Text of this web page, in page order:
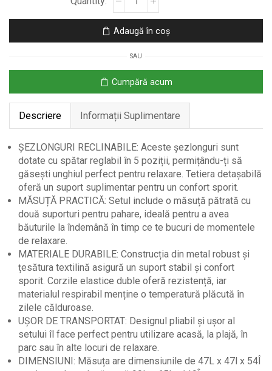
2
Șezlonguri
Gravitație
Zero
și
Măsuță,
Bej
Adaugă în coș
SAU
Cumpără acum
Descriere Informații Suplimentare
ȘEZLONGURI RECLINABILE: Aceste șezlonguri sunt
dotate cu spătar reglabil în 5 poziții, permițându-ți să
găsești unghiul perfect pentru relaxare. Tetiera detașabilă
oferă un suport suplimentar pentru un confort sporit.
MĂSUȚĂ PRACTICĂ: Setul include o măsuță pătrată cu
două suporturi pentru pahare, ideală pentru a avea
băuturile la îndemână în timp ce te bucuri de momentele
de relaxare.
MATERIALE DURABILE: Construcția din metal robust și
țesătura textilină asigură un suport stabil și confort
sporit. Corzile elastice duble oferă rezistență, iar
materialul respirabil menține o temperatură plăcută în
zilele călduroase.
UȘOR DE TRANSPORTAT: Designul pliabil și ușor al
setului îl face perfect pentru utilizare acasă, la plajă, în
parc sau în alte locuri de relaxare.
DIMENSIUNI: Măsuța are dimensiunile de 47L x 47l x 54Î